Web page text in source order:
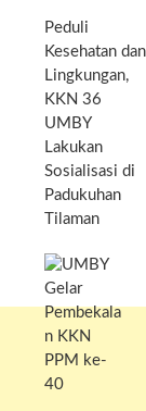
Peduli
Kesehatan dan
Lingkungan,
KKN 36
UMBY
Lakukan
Sosialisasi di
Padukuhan
Tilaman